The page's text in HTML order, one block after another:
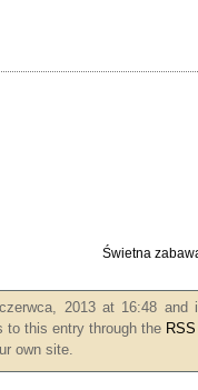
Świetna
2013 at 16:48
to this entry through the
own site.